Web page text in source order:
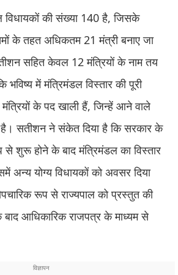
की संख्या 140 है, जिसके
के तहत अधिकतम 21 मंत्री बनाए जा
सहित केवल 12 मंत्रियों के नाम तय
में मंत्रिमंडल विस्तार की पूरी
के पद खाली हैं, जिन्हें आने वाले
सतीशन ने संकेत दिया है कि सरकार के
शुरू होने के बाद मंत्रिमंडल का विस्तार
अन्य योग्य विधायकों को अवसर दिया
रूप से राज्यपाल को प्रस्तुत की
आधिकारिक राजपत्र के माध्यम से